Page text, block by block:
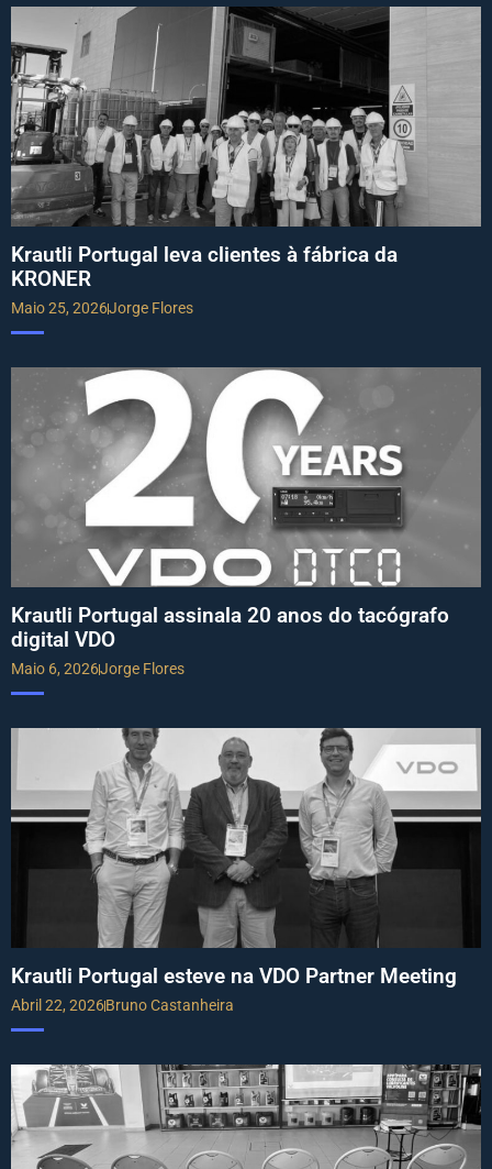
Krautli Portugal leva clientes à fábrica da
KRONER
Maio 25, 2026Jorge Flores
Krautli Portugal assinala 20 anos do tacógrafo
digital VDO
Maio 6, 2026Jorge Flores
Krautli Portugal esteve na VDO Partner Meeting
Abril 22, 2026Bruno Castanheira